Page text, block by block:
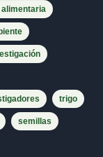
trigo
semillas